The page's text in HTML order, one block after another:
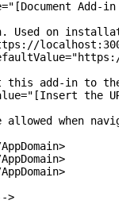
="[Document Add-in
Used on
="https://
add-in to the
the
when
AppDomain>
AppDomain>
AppDomain>
>